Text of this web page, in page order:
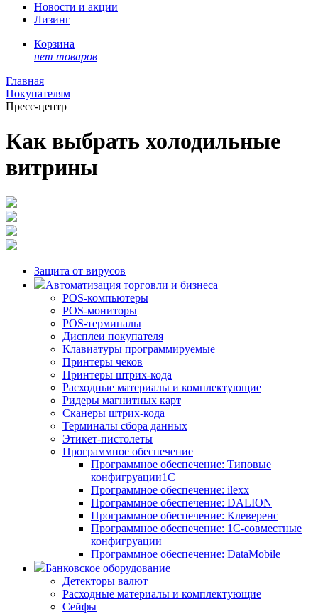
Новости и акции
Лизинг
Корзина
нет товаров
Главная
Покупателям
Пресс-центр
Как выбрать холодильные
витрины
Защита от вирусов
Автоматизация торговли и бизнеса
POS-компьютеры
POS-мониторы
POS-терминалы
Дисплеи покупателя
Клавиатуры программируемые
Принтеры чеков
Принтеры штрих-кода
Расходные материалы и комплектующие
Ридеры магнитных карт
Сканеры штрих-кода
Терминалы сбора данных
Этикет-пистолеты
Программное обеспечение
Программное обеспечение: Типовые
конфигруации1С
Программное обеспечение: ilexx
Программное обеспечение: DALION
Программное обеспечение: Клеверенс
Программное обеспечение: 1С-совместные
конфигруации
Программное обеспечение: DataMobile
Банковское оборудование
Детекторы валют
Расходные материалы и комплектующие
Сейфы